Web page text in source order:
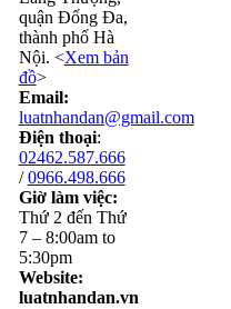
quận Đống Đa,
thành phố Hà
Nội. <Xem bản
đồ>
Email:
luatnhandan@gmail.com
Điện thoại:
02462.587.666
/0966.498.666
Giờ làm việc:
Thứ 2 đến Thứ
7 – 8:00am to
5:30pm
Website:
luatnhandan.vn